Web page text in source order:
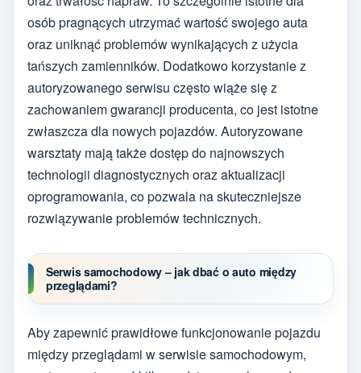
osób pragnących utrzymać wartość swojego auta
oraz uniknąć problemów wynikających z użycia
tańszych zamienników. Dodatkowo korzystanie z
autoryzowanego serwisu często wiąże się z
zachowaniem gwarancji producenta, co jest istotne
zwłaszcza dla nowych pojazdów. Autoryzowane
warsztaty mają także dostęp do najnowszych
technologii diagnostycznych oraz aktualizacji
oprogramowania, co pozwala na skuteczniejsze
rozwiązywanie problemów technicznych.
Serwis samochodowy – jak dbać o auto między
przeglądami?
Aby zapewnić prawidłowe funkcjonowanie pojazdu
między przeglądami w serwisie samochodowym,